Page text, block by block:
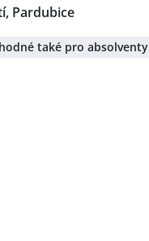
Pardubice
také pro absolventy